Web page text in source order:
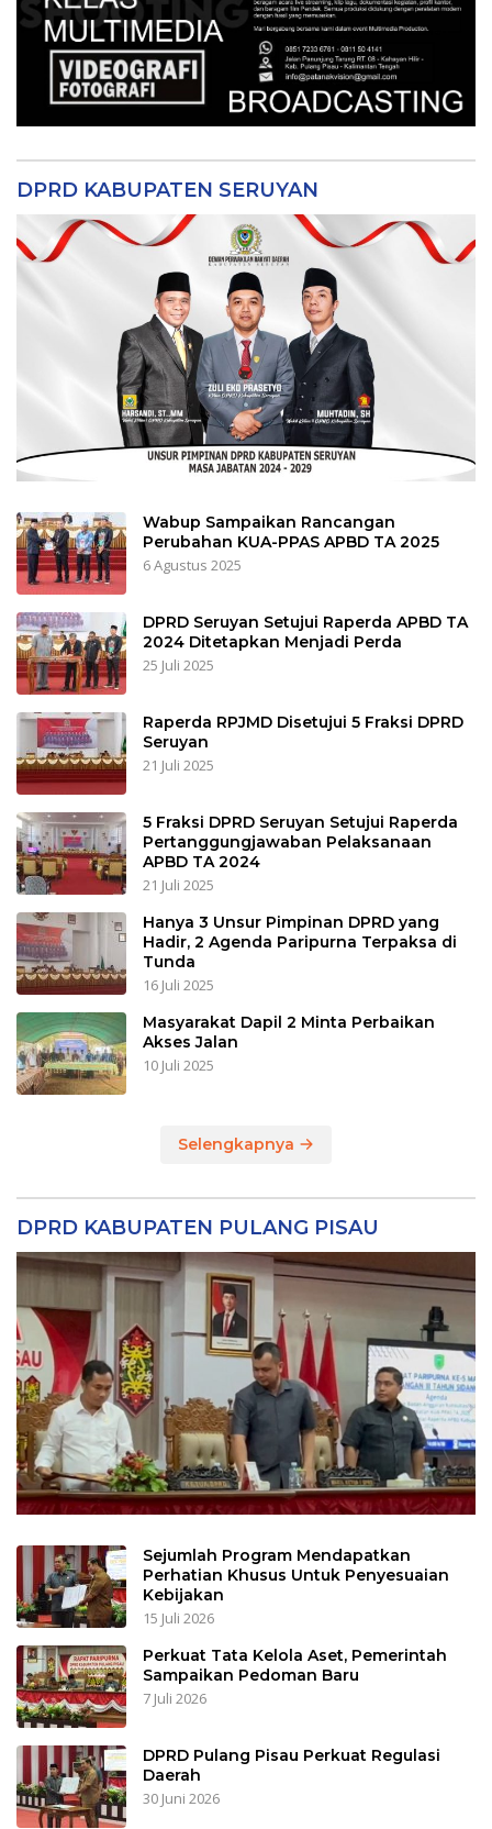
DPRD KABUPATEN SERUYAN
Wabup Sampaikan Rancangan
Perubahan KUA-PPAS APBD TA 2025
6 Agustus 2025
DPRD Seruyan Setujui Raperda APBD TA
2024 Ditetapkan Menjadi Perda
25 Juli 2025
Raperda RPJMD Disetujui 5 Fraksi DPRD
Seruyan
21 Juli 2025
5 Fraksi DPRD Seruyan Setujui Raperda
Pertanggungjawaban Pelaksanaan
APBD TA 2024
21 Juli 2025
Hanya 3 Unsur Pimpinan DPRD yang
Hadir, 2 Agenda Paripurna Terpaksa di
Tunda
16 Juli 2025
Masyarakat Dapil 2 Minta Perbaikan
Akses Jalan
10 Juli 2025
Selengkapnya
DPRD KABUPATEN PULANG PISAU
Sejumlah Program Mendapatkan
Perhatian Khusus Untuk Penyesuaian
Kebijakan
15 Juli 2026
Perkuat Tata Kelola Aset, Pemerintah
Sampaikan Pedoman Baru
7 Juli 2026
DPRD Pulang Pisau Perkuat Regulasi
Daerah
30 Juni 2026